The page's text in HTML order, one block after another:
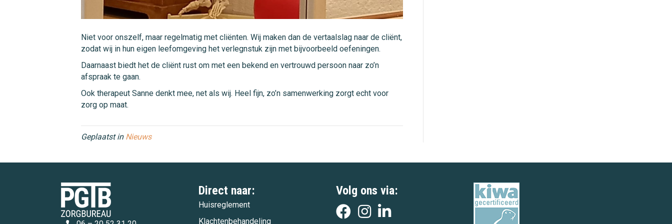
Niet voor onszelf, maar regelmatig met cliënten. Wij maken dan de vertaalslag naar de cliënt,
zodat wij in hun eigen leefomgeving het verlegnstuk zijn met bijvoorbeeld oefeningen.
Daarnaast biedt het de cliënt rust om met een bekend en vertrouwd persoon naar zo’n
afspraak te gaan.
Ook therapeut Sanne denkt mee, net als wij. Heel fijn, zo’n samenwerking zorgt echt voor
zorg op maat.
Geplaatst in Nieuws
Direct naar:
Huisreglement
Klachtenbehandeling
Volg ons via: